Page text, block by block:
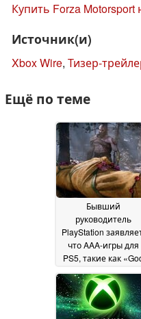
Купить Forza Motorsport
Источник(и)
Xbox Wire, Тизер-
Ещё по теме
Бывший
руководитель
PlayStation
что AAA-игры для
PS5, такие как
of War», привели к
закрытию Japan
Studio28 July 2026